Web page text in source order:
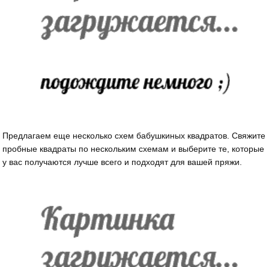
Предлагаем еще несколько схем бабушкиных квадратов. Свяжите
пробные квадраты по нескольким схемам и выберите те, которые
у вас получаются лучше всего и подходят для вашей пряжи.